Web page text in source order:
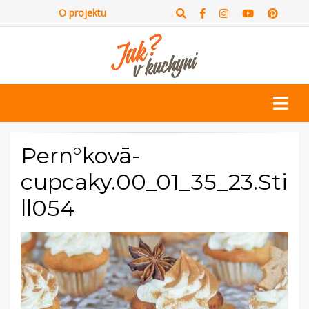
O projektu
Pern°kovā-
cupcaky.00_01_35_23.Sti
ll054